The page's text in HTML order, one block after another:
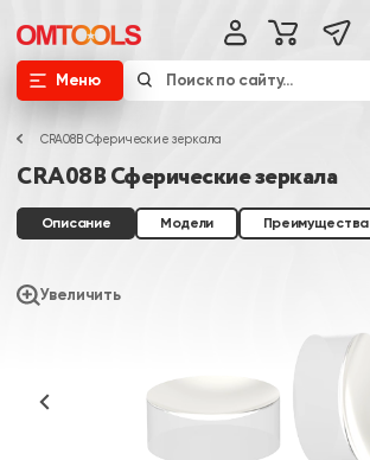
Меню
CRA08B Сферические зеркала
CRA08B Сферические зеркала
Описание Модели Преимущества
Увеличить